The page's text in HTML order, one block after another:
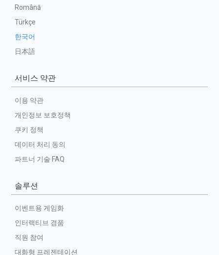
Română
Türkçe
한국어
日本語
서비스 약관
이용 약관
개인정보 보호정책
쿠키 정책
데이터 처리 동의
파트너 기술 FAQ
솔루션
이벤트용 게임화
인터랙티브 경품
직원 참여
대화형 프레젠테이션